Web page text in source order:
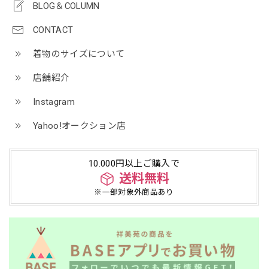
BLOG＆COLUMN
CONTACT
着物のサイズについて
店舗紹介
Instagram
Yahoo!オークション店
10.000円以上ご購入で
送料無料
※一部対象外商品あり